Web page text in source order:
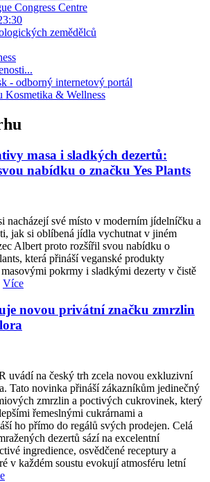
masa i sladkých dezertů:
nabídku o značku Yes Plants
nacházejí své místo v moderním jídelníčku a
jak si oblíbená jídla vychutnat v jiném
Albert proto rozšířil svou nabídku o
která přináší veganské produkty
pokrmy i sladkými dezerty v čistě
Více
novou privátní značku zmrzlin
uvádí na český trh zcela novou exkluzivní
Tato novinka přináší zákazníkům jedinečný
zmrzlin a poctivých cukrovinek, který
řemeslnými cukrárnami a
ho přímo do regálů svých prodejen. Celá
dezertů sází na excelentní
ingredience, osvědčené receptury a
v každém soustu evokují atmosféru letní